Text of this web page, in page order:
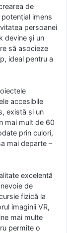
de
imens
persoanei
devine și un
să asocieze
ideal pentru a
accesibile
există și un
mai mult de 60
prin culori,
mai departe –
excelentă
de
fizică la
imaginii VR,
mai multe
permite o